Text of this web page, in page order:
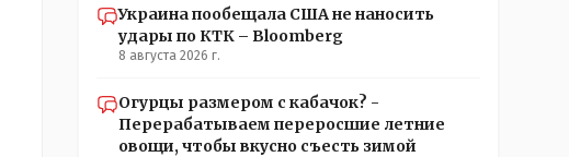
Украина пообещала США не наносить
удары по КТК – Bloomberg
8 августа 2026 г.
Огурцы размером с кабачок? -
Перерабатываем переросшие летние
овощи, чтобы вкусно съесть зимой